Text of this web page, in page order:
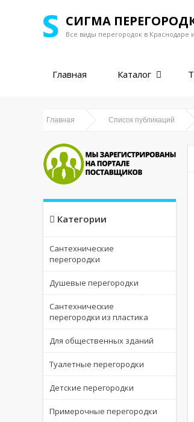
СИГМА
Все виды перегородок в Краснодаре
Главная Каталог
Главная Список публикаций
Категории
Сантехнические
перегородки
Душевые перегородки
Сантехнические
перегородки из пластика
Для общественных зданий
Туалетные перегородки
Детские перегородки
Примерочные перегородки